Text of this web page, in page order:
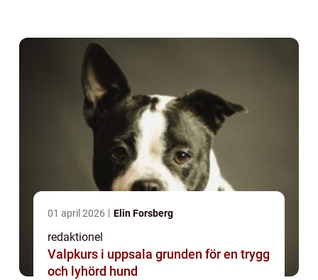
01 april 2026 Elin Forsberg
redaktionel
Valpkurs i uppsala grunden för en trygg
och lyhörd hund